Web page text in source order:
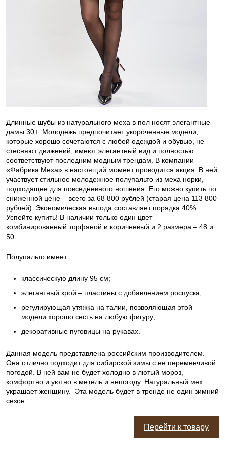
Длинные шубы из натурального меха в пол носят элегантные
дамы 30+. Молодежь предпочитает укороченные модели,
которые хорошо сочетаются с любой одеждой и обувью, не
стесняют движений, имеют элегантный вид и полностью
соответствуют последним модным трендам. В компании
«Фабрика Меха» в настоящий момент проводится акция. В ней
участвует стильное молодежное полупальто из меха норки,
подходящее для повседневного ношения. Его можно купить по
сниженной цене – всего за 68 800 рублей (старая цена 113 800
рублей). Экономическая выгода составляет порядка 40%.
Успейте купить! В наличии только один цвет –
комбинированный торфяной и коричневый и 2 размера – 48 и
50.
Полупальто имеет:
классическую длину 95 см;
элегантный крой – пластины с добавлением роспуска;
регулирующая утяжка на талии, позволяющая этой
модели хорошо сесть на любую фигуру;
декоративные пуговицы на рукавах.
Данная модель представлена российским производителем.
Она отлично подходит для сибирской зимы с ее переменчивой
погодой. В ней вам не будет холодно в лютый мороз,
комфортно и уютно в метель и непогоду. Натуральный мех
украшает женщину. Эта модель будет в тренде не один зимний
сезон.
Перейти к товару